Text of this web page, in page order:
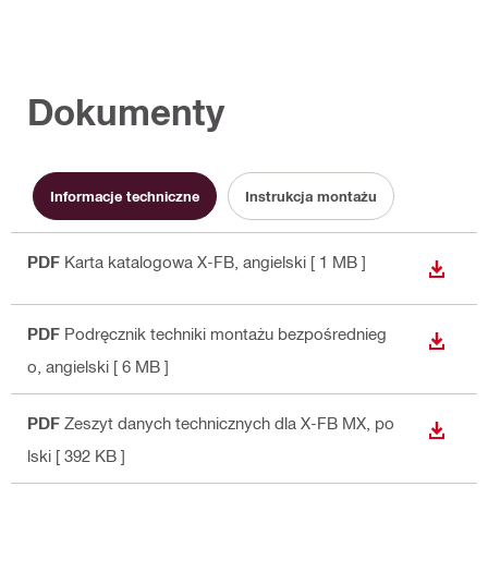
Dokumenty
Informacje techniczne Instrukcja montażu
PDF Karta katalogowa X-FB , angielski [ 1 MB ]
PDF Podręcznik techniki montażu bezpośrednieg
o , angielski [ 6 MB ]
PDF Zeszyt danych technicznych dla X-FB MX , po
lski [ 392 KB ]